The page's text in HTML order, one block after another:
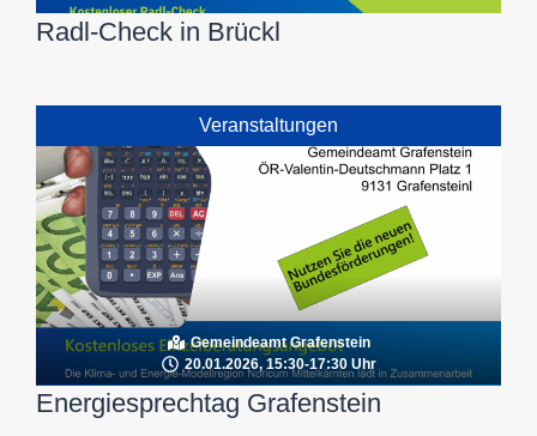
Radl-Check in Brückl
Veranstaltungen
Gemeindeamt Grafenstein
20.01.2026, 15:30-17:30 Uhr
Energiesprechtag Grafenstein